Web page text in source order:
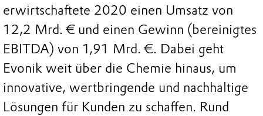
erwirtschaftete 2020 einen Umsatz von
12,2 Mrd. € und einen Gewinn (bereinigtes
EBITDA) von 1,91 Mrd. €. Dabei geht
Evonik weit über die Chemie hinaus, um
innovative, wertbringende und nachhaltige
Lösungen für Kunden zu schaffen. Rund